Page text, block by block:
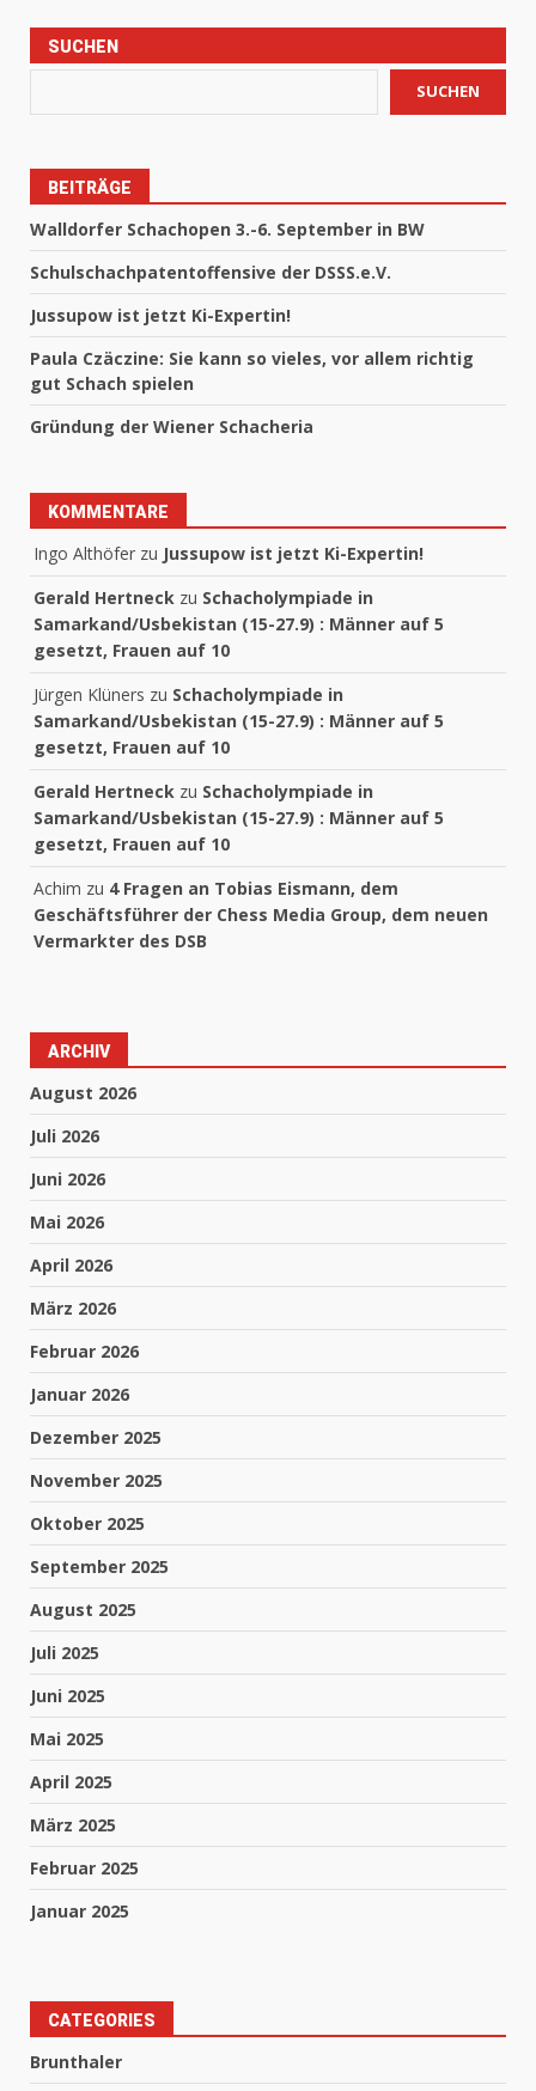
SUCHEN
SUCHEN
BEITRÄGE
Walldorfer Schachopen 3.-6. September in BW
Schulschachpatentoffensive der DSSS.e.V.
Jussupow ist jetzt Ki-Expertin!
Paula Czäczine: Sie kann so vieles, vor allem richtig
gut Schach spielen
Gründung der Wiener Schacheria
KOMMENTARE
Ingo Althöfer zu Jussupow ist jetzt Ki-Expertin!
Gerald Hertneck zu Schacholympiade in
Samarkand/Usbekistan (15-27.9) : Männer auf 5
gesetzt, Frauen auf 10
Jürgen Klüners zu Schacholympiade in
Samarkand/Usbekistan (15-27.9) : Männer auf 5
gesetzt, Frauen auf 10
Gerald Hertneck zu Schacholympiade in
Samarkand/Usbekistan (15-27.9) : Männer auf 5
gesetzt, Frauen auf 10
Achim zu 4 Fragen an Tobias Eismann, dem
Geschäftsführer der Chess Media Group, dem neuen
Vermarkter des DSB
ARCHIV
August 2026
Juli 2026
Juni 2026
Mai 2026
April 2026
März 2026
Februar 2026
Januar 2026
Dezember 2025
November 2025
Oktober 2025
September 2025
August 2025
Juli 2025
Juni 2025
Mai 2025
April 2025
März 2025
Februar 2025
Januar 2025
CATEGORIES
Brunthaler